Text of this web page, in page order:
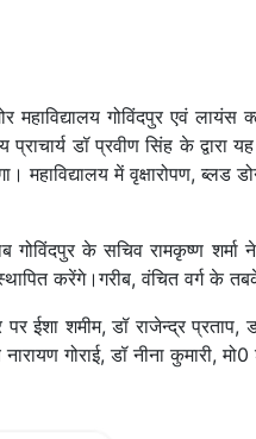
महाविद्यालय गोविंदपुर एवं
प्राचार्य डॉ प्रवीण सिंह के
महाविद्यालय में वृक्षारोपण,
गोविंदपुर के सचिव रामकृष्ण
करेंगे।गरीब, वंचित वर्ग के
ईशा शमीम, डॉ राजेन्द्र प्रताप,
गोराई, डॉ नीना कुमारी,